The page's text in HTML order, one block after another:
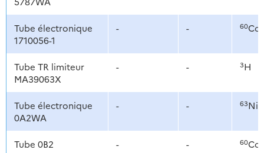
Tube électronique
1710056-1
- - 60Co
Tube TR limiteur
MA39063X
- - 3H
Tube électronique
0A2WA
- - 63Ni
Tube 0B2 - - 60Co